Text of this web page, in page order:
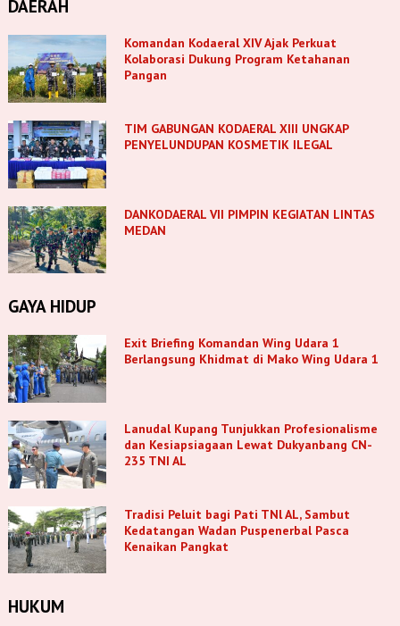
DAERAH
Komandan Kodaeral XIV Ajak Perkuat
Kolaborasi Dukung Program Ketahanan
Pangan
TIM GABUNGAN KODAERAL XIII UNGKAP
PENYELUNDUPAN KOSMETIK ILEGAL
DANKODAERAL VII PIMPIN KEGIATAN LINTAS
MEDAN
GAYA HIDUP
Exit Briefing Komandan Wing Udara 1
Berlangsung Khidmat di Mako Wing Udara 1
Lanudal Kupang Tunjukkan Profesionalisme
dan Kesiapsiagaan Lewat Dukyanbang CN-
235 TNI AL
Tradisi Peluit bagi Pati TNl AL, Sambut
Kedatangan Wadan Puspenerbal Pasca
Kenaikan Pangkat
HUKUM